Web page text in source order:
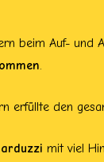
beim Auf- und
.
erfüllte den
mit viel